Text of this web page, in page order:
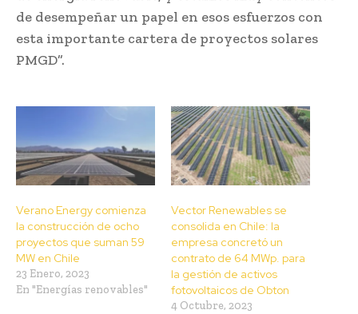
de desempeñar un papel en esos esfuerzos con
esta importante cartera de proyectos solares
PMGD”.
Verano Energy comienza
la construcción de ocho
proyectos que suman 59
MW en Chile
23 Enero, 2023
En "Energías renovables"
Vector Renewables se
consolida en Chile: la
empresa concretó un
contrato de 64 MWp. para
la gestión de activos
fotovoltaicos de Obton
4 Octubre, 2023